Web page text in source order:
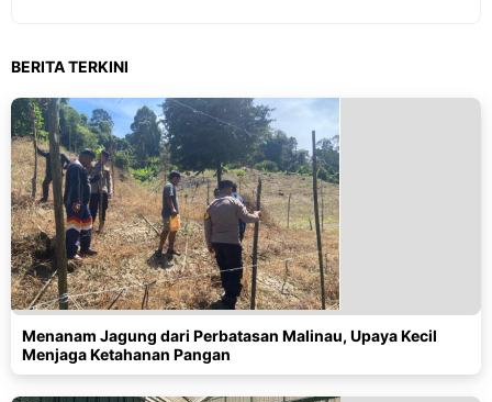
BERITA TERKINI
Menanam Jagung dari Perbatasan Malinau, Upaya Kecil
Menjaga Ketahanan Pangan